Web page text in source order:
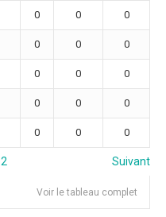
0 0 0
0 0 0
0 0 0
0 0 0
0 0 0
2 Suivant
Voir le tableau complet